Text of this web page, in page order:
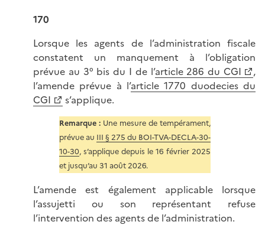
170
Lorsque les agents de l’administration fiscale
constatent un manquement à l’obligation
prévue au 3° bis du I de l’article 286 du CGI
,
l’amende prévue à l’article 1770 duodecies du
CGI
s’applique.
Remarque :Une mesure de tempérament,
prévue au III § 275 du BOI-TVA-DECLA-30-
10-30, s’applique depuis le 16 février 2025
et jusqu’au 31 août 2026.
L’amende est également applicable lorsque
l’assujetti ou son représentant refuse
l’intervention des agents de l’administration.